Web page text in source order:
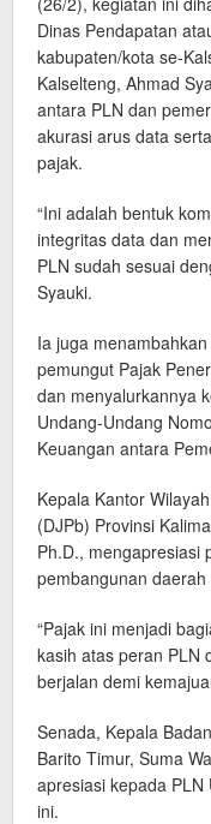
Dinas Pendapatan
kabupaten/kota se-
Kalselteng, Ahmad
antara PLN dan
akurasi arus data
pajak.
“Ini adalah bentuk
integritas data dan
PLN sudah sesuai
Syauki.
Ia juga
pemungut Pajak
dan menyalurkannya
Undang-Undang
Keuangan antara
Kepala Kantor
(DJPb) Provinsi
Ph.D., mengapresiasi
pembangunan
“Pajak ini menjadi
kasih atas peran PLN
berjalan demi
Senada, Kepala
Barito Timur, Suma
apresiasi kepada PLN
ini.